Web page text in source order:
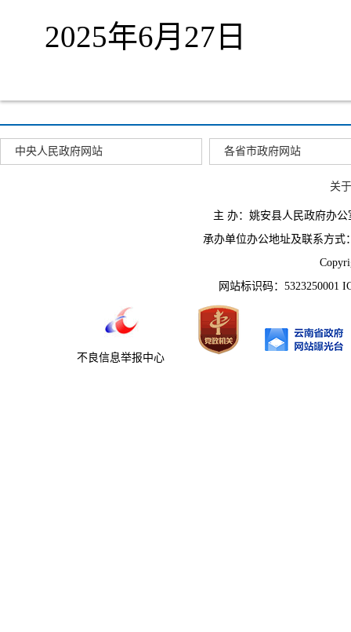
2025年6月27日
中央人民政府网站 各省市政府网站
关
主 办：姚安县人民政府办
承办单位办公地址及联系方式
网站标识码：5323250001
不良信息举报中心